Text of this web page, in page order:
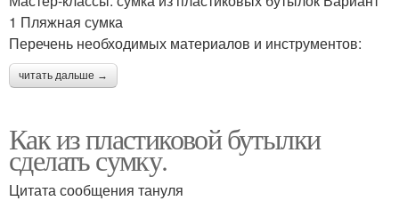
1 Пляжная сумка
Перечень необходимых материалов и инструментов:
читать дальше →
Как из пластиковой бутылки
сделать сумку.
Цитата сообщения тануля